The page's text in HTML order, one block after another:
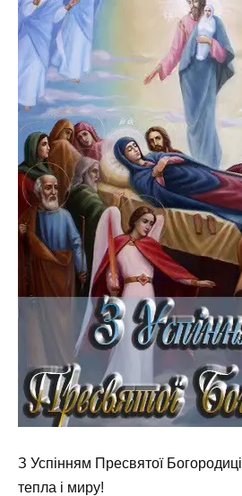
З Успінням Пресвятої
тепла і миру!